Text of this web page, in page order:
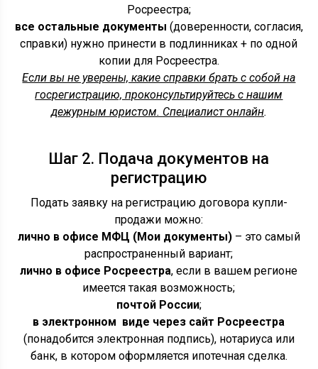
Росреестра;
все остальные документы (доверенности, согласия,
справки) нужно принести в подлинниках + по одной
копии для Росреестра.
Если вы не уверены, какие справки брать с собой на
госрегистрацию, проконсультируйтесь с нашим
дежурным юристом. Специалист онлайн.
Шаг 2. Подача документов на
регистрацию
Подать заявку на регистрацию договора купли-
продажи можно:
лично в офисе МФЦ (Мои документы) – это самый
распространенный вариант;
лично в офисе Росреестра, если в вашем регионе
имеется такая возможность;
почтой России;
в электронном виде через сайт Росреестра
(понадобится электронная подпись), нотариуса или
банк, в котором оформляется ипотечная сделка.